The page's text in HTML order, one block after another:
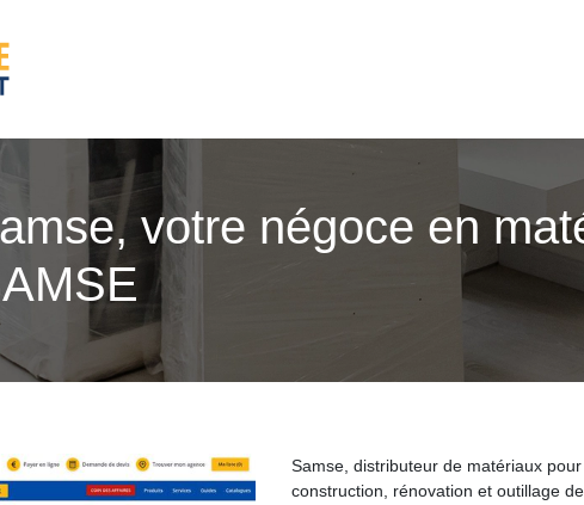
votre négoce en
Samse, distributeur de matériaux
construction, rénovation et outillage